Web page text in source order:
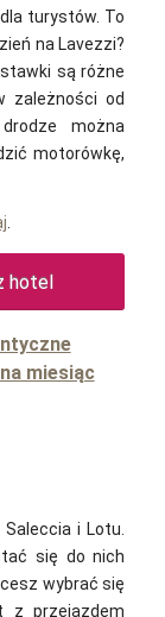
turystów. To
na Lavezzi?
stawki są różne
zależności od
można
motorówkę,
hotel
miesiąc
i Lotu.
się do nich
wybrać się
z przejazdem